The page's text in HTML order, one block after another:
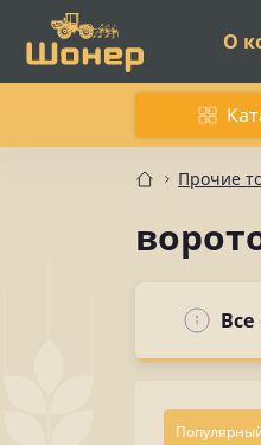
О
Прочие
Все